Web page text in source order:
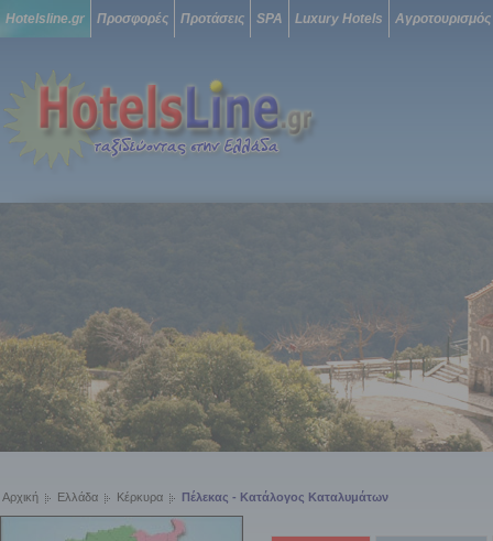
Hotelsline.gr Προσφορές Προτάσεις SPA Luxury Hotels Αγροτουρισμός
Αρχική Ελλάδα Κέρκυρα Πέλεκας - Κατάλογος Καταλυμάτων